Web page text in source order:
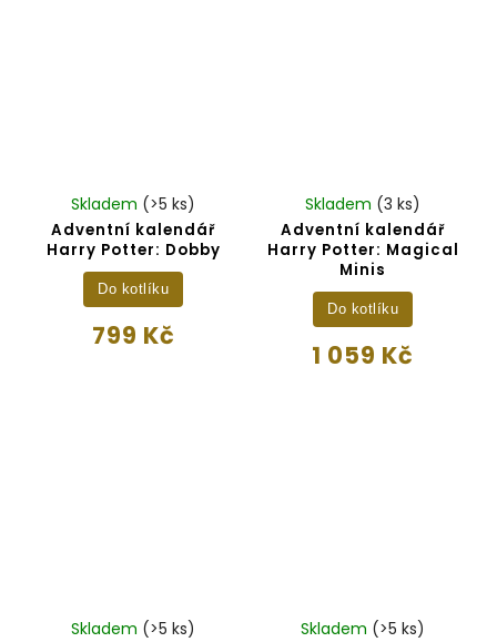
Adventní kalendář
Harry Potter: Dobby
Skladem (>5 ks)
799 Kč
Do kotlíku
Adventní kalendář
Harry Potter: Magical
Minis
Skladem (3 ks)
1 059 Kč
Do kotlíku
Skladem (>5 ks) Skladem (>5 ks)